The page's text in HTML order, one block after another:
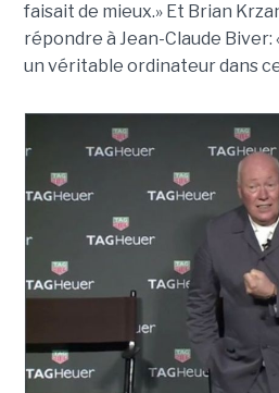
faisait de mieux.» Et Brian
répondre à Jean-Claude
un véritable ordinateur dans